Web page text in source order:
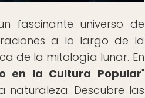
fascinante universo de
a lo largo de la
de la mitología lunar. En
en la Cultura Popular"
naturaleza. Descubre las